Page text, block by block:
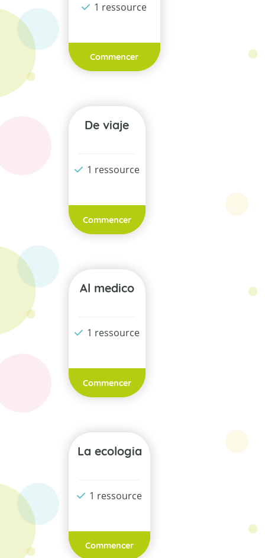
1 ressource
Commencer
De viaje
1 ressource
Commencer
Al medico
1 ressource
Commencer
La ecologia
1 ressource
Commencer